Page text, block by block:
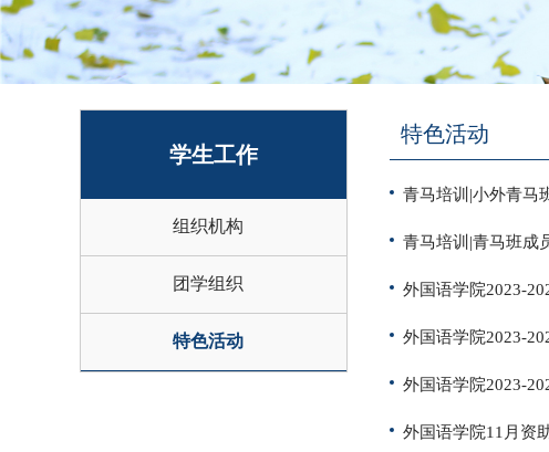
学生工作
组织机构
团学组织
特色活动
特色活动
青马培训|小外青马
青马培训|青马班成
外国语学院2023-
外国语学院2023-
外国语学院2023-
外国语学院11月资